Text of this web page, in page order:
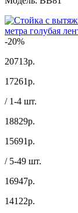
-20%
20713р.
17261р.
/ 1-4 шт.
18829р.
15691р.
/ 5-49 шт.
16947р.
14122р.